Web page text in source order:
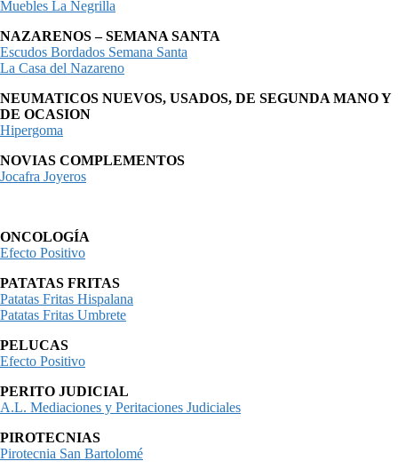
Muebles La Negrilla
NAZARENOS – SEMANA SANTA
Escudos Bordados Semana Santa
La Casa del Nazareno
NEUMATICOS NUEVOS, USADOS, DE SEGUNDA MANO Y
DE OCASION
Hipergoma
NOVIAS COMPLEMENTOS
Jocafra Joyeros
ONCOLOGÍA
Efecto Positivo
PATATAS FRITAS
Patatas Fritas Hispalana
Patatas Fritas Umbrete
PELUCAS
Efecto Positivo
PERITO JUDICIAL
A.L. Mediaciones y Peritaciones Judiciales
PIROTECNIAS
Pirotecnia San Bartolomé